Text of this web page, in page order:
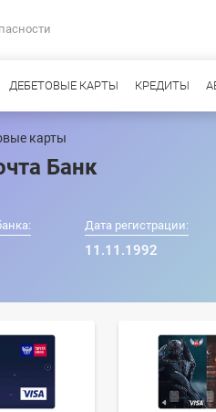
ДЕБЕТОВЫЕ КАРТЫ КРЕДИТЫ
карты
Банк
Дата регистрации:
11.11.1992